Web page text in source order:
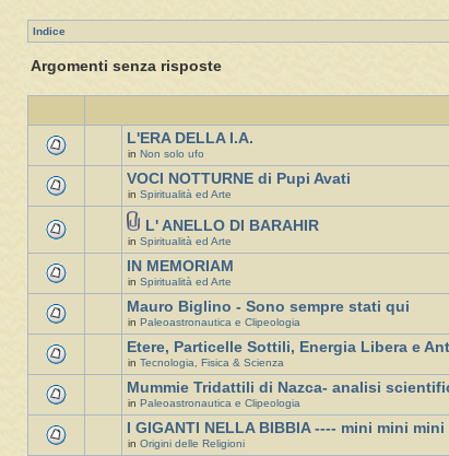
Indice
Argomenti senza risposte
L'ERA DELLA I.A.
in Non solo ufo
VOCI NOTTURNE di Pupi Avati
in Spiritualità ed Arte
L' ANELLO DI BARAHIR
in Spiritualità ed Arte
IN MEMORIAM
in Spiritualità ed Arte
Mauro Biglino - Sono sempre stati qui
in Paleoastronautica e Clipeologia
Etere, Particelle Sottili, Energia Libera e
in Tecnologia, Fisica & Scienza
Mummie Tridattili di Nazca- analisi
in Paleoastronautica e Clipeologia
I GIGANTI NELLA BIBBIA ---- mini mini
in Origini delle Religioni